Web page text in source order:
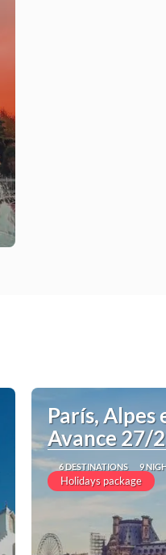
París, Alpes
Avance 27/
6 DESTINATIONS 9
Holidays package